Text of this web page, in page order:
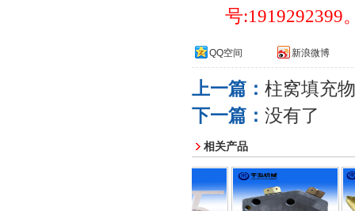
号:1919292399
QQ空间 新浪微博
上一篇： 柱窝填充物
下一篇： 没有了
相关产品